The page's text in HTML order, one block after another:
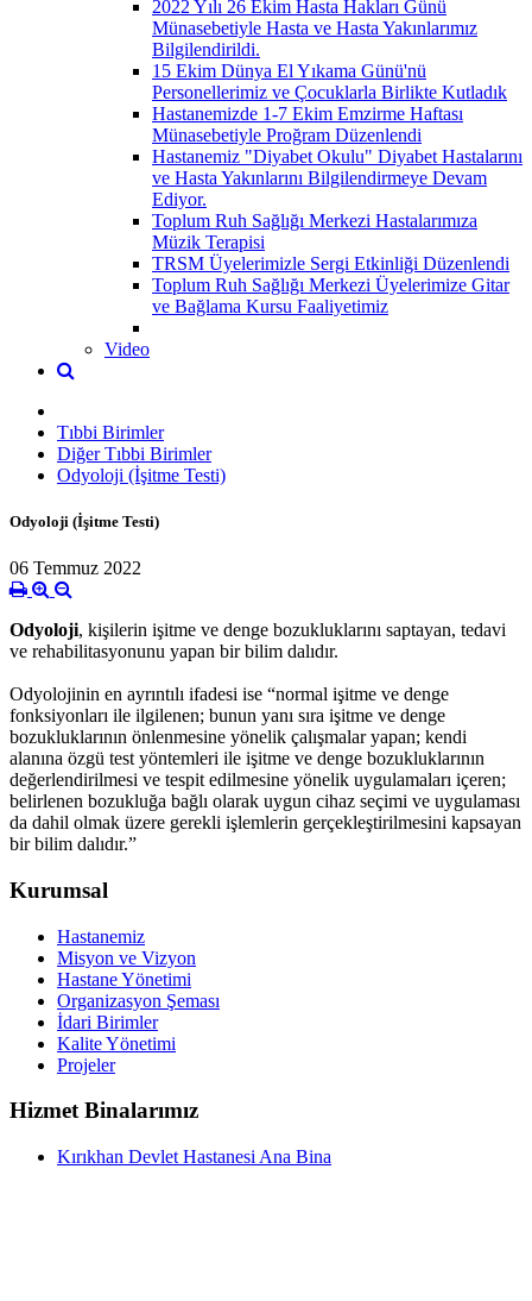
2022 Yılı 26 Ekim Hasta Hakları Günü
Münasebetiyle Hasta ve Hasta Yakınlarımız
Bilgilendirildi.
15 Ekim Dünya El Yıkama Günü'nü
Personellerimiz ve Çocuklarla Birlikte Kutladık
Hastanemizde 1-7 Ekim Emzirme Haftası
Münasebetiyle Proğram Düzenlendi
Hastanemiz "Diyabet Okulu" Diyabet Hastalarını
ve Hasta Yakınlarını Bilgilendirmeye Devam
Ediyor.
Toplum Ruh Sağlığı Merkezi Hastalarımıza
Müzik Terapisi
TRSM Üyelerimizle Sergi Etkinliği Düzenlendi
Toplum Ruh Sağlığı Merkezi Üyelerimize Gitar
ve Bağlama Kursu Faaliyetimiz
Video
Tıbbi Birimler
Diğer Tıbbi Birimler
Odyoloji (İşitme Testi)
Odyoloji (İşitme Testi)
06 Temmuz 2022
Odyoloji, kişilerin işitme ve denge bozukluklarını saptayan, tedavi
ve rehabilitasyonunu yapan bir bilim dalıdır.
Odyolojinin en ayrıntılı ifadesi ise “normal işitme ve denge
fonksiyonları ile ilgilenen; bunun yanı sıra işitme ve denge
bozukluklarının önlenmesine yönelik çalışmalar yapan; kendi
alanına özgü test yöntemleri ile işitme ve denge bozukluklarının
değerlendirilmesi ve tespit edilmesine yönelik uygulamaları içeren;
belirlenen bozukluğa bağlı olarak uygun cihaz seçimi ve uygulaması
da dahil olmak üzere gerekli işlemlerin gerçekleştirilmesini kapsayan
bir bilim dalıdır.”
Kurumsal
Hastanemiz
Misyon ve Vizyon
Hastane Yönetimi
Organizasyon Şeması
İdari Birimler
Kalite Yönetimi
Projeler
Hizmet Binalarımız
Kırıkhan Devlet Hastanesi Ana Bina